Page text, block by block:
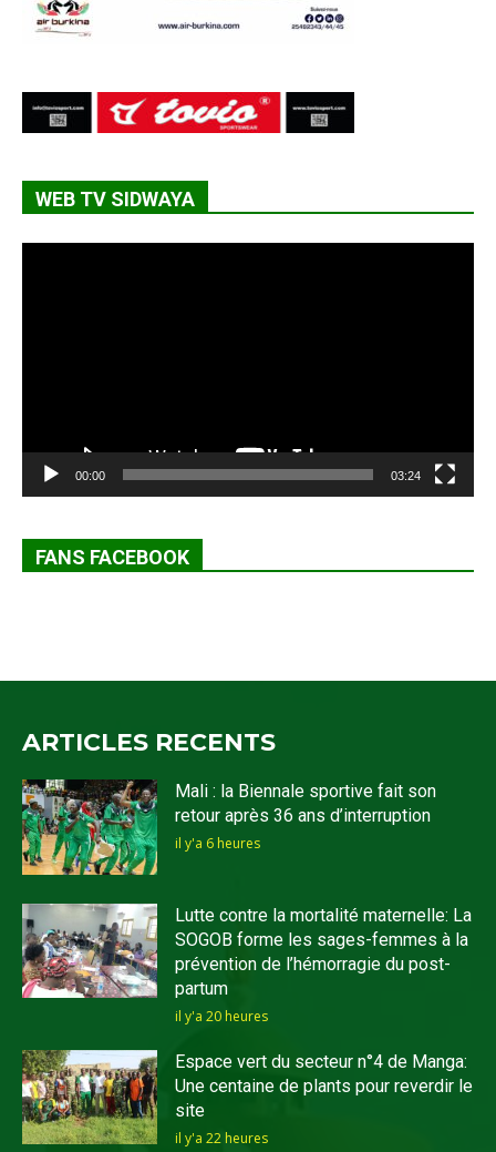
WEB TV SIDWAYA
00:00 03:24
FANS FACEBOOK
ARTICLES RECENTS
Mali : la Biennale sportive fait son
retour après 36 ans d’interruption
il y'a 6 heures
Lutte contre la mortalité maternelle: La
SOGOB forme les sages-femmes à la
prévention de l’hémorragie du post-
partum
il y'a 20 heures
Espace vert du secteur n°4 de Manga:
Une centaine de plants pour reverdir le
site
il y'a 22 heures